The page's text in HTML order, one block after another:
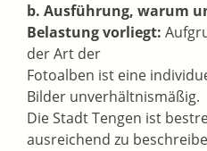
b. Ausführung, warum
Belastung vorliegt:
der Art der
Fotoalben ist eine
Bilder unverhältnismäßig.
Die Stadt Tengen ist
ausreichend zu